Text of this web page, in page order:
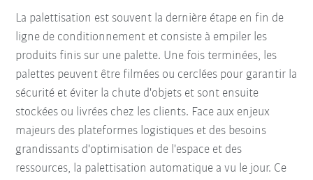
La palettisation est souvent la dernière étape en fin de
ligne de conditionnement et consiste à empiler les
produits finis sur une palette. Une fois terminées, les
palettes peuvent être filmées ou cerclées pour garantir la
sécurité et éviter la chute d'objets et sont ensuite
stockées ou livrées chez les clients. Face aux enjeux
majeurs des plateformes logistiques et des besoins
grandissants d'optimisation de l'espace et des
ressources, la palettisation automatique a vu le jour. Ce